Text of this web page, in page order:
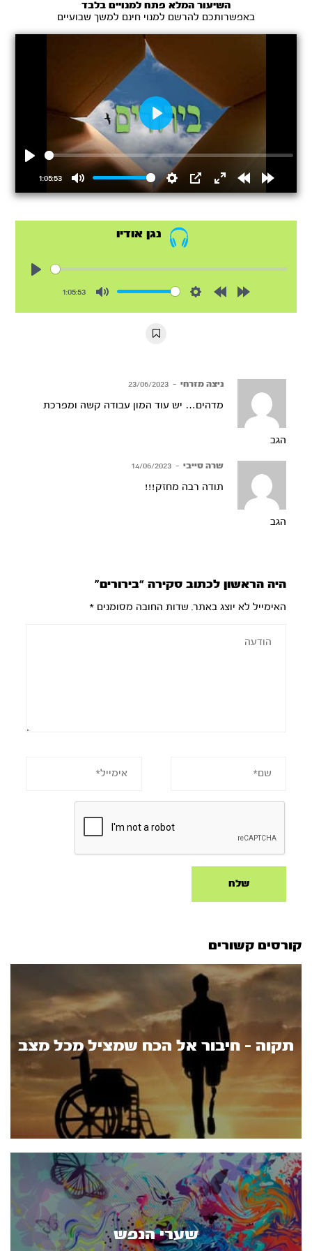
השיעור המלא פתח למנויים בלבד
באפשרותכם להרשם למנוי חינם למשך שבועיים
1:05:53
Mute Settings
PIP
EnterRewindForward
Play
נגן אודיו
1:05:53
ניצה מזרחי –
23/06/2023
מדהים… יש עוד המון עבודה קשה ומפרכת
הגב
שרה סייבי –
14/06/2023
תודה רבה מחזק!!!
הגב
היה הראשון לכתוב סקירה “בירורים”
האימייל לא יוצג באתר. שדות החובה מסומנים*
קורסים קשורים
תקוה - חיבור אל הכח שמציל מכל מצב
שערי הנפש